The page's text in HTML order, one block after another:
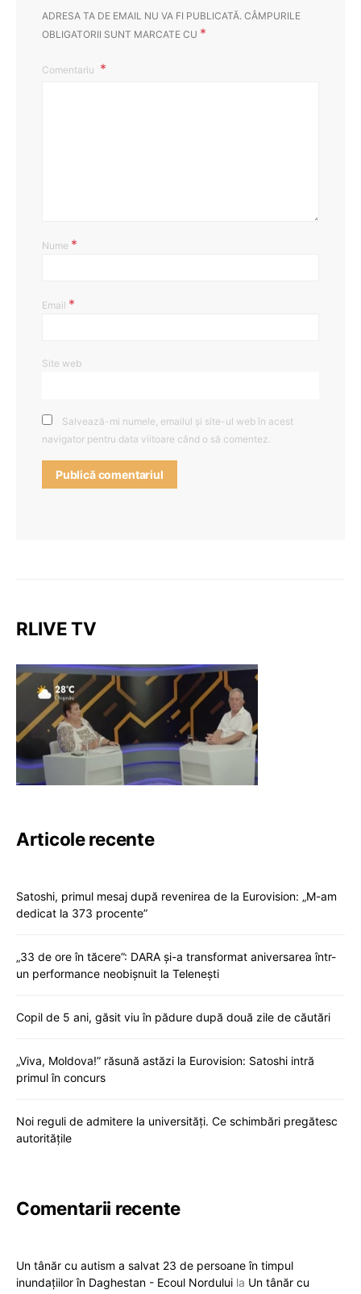
ADRESA TA DE EMAIL NU VA FI PUBLICATĂ. CÂMPURILE
OBLIGATORII SUNT MARCATE CU *
Comentariu
Nume *
Email *
Site web
Salvează-mi numele, emailul și site-ul web în acest
navigator pentru data viitoare când o să comentez.
RLIVE TV
Articole recente
Satoshi, primul mesaj după revenirea de la Eurovision: „M-am
dedicat la 373 procente”
„33 de ore în tăcere”: DARA și-a transformat aniversarea într-
un performance neobișnuit la Telenești
Copil de 5 ani, găsit viu în pădure după două zile de căutări
„Viva, Moldova!” răsună astăzi la Eurovision: Satoshi intră
primul în concurs
Noi reguli de admitere la universități. Ce schimbări pregătesc
autoritățile
Comentarii recente
Un tânăr cu autism a salvat 23 de persoane în timpul
inundațiilor în Daghestan - Ecoul Nordului la Un tânăr cu